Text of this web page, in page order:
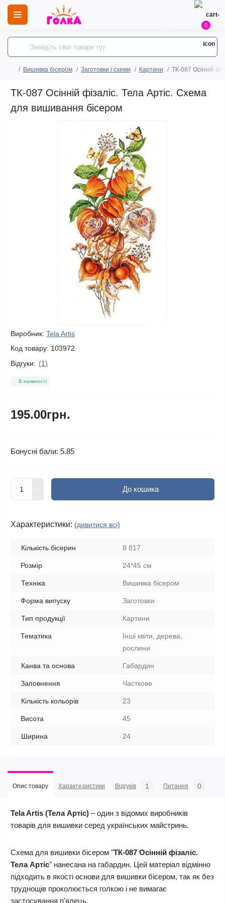
0
Вишивка бісером Заготовки і схеми Картини ТК-087 Осінній
ТК-087 Осінній фізаліс. Тела Артіс. Схема
для вишивання бісером
Виробник: Tela Artis
Код товару: 103972
Відгуки: (1)
В наявності
195.00грн.
Бонусні бали: 5.85
До кошика
Характеристики: (дивитися всі)
Кількість бісерин 8 817
Розмір 24*45 см
Техніка Вишивка бісером
Форма випуску Заготовки
Тип продукції Картини
Тематика
Інші квіти, дерева,
рослини
Канва та основа Габардин
Заповнення Часткове
Кількість кольорів 23
Висота 45
Ширина 24
Опис товару Характеристики Відгуків 1 Питання 0
Tela Artis (Тела Артіс) – один з відомих виробників
товарів для вишивки серед українських майстринь.
Схема для вишивки бісером "ТК-087 Осінній фізаліс.
Тела Артіс" нанесана на габардин. Цей матеріал відмінно
підходить в якості основи для вишивки бісером, так як без
труднощів проколюється голкою і не вимагає
застосування п'ялець.